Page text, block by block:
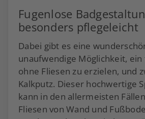
Fugenlose
besonders pflegeleicht
Dabei gibt es eine
unaufwendige Möglichkeit, ein
ohne Fliesen zu erzielen, und
Kalkputz. Dieser hochwertige
kann in den allermeisten
Fliesen von Wand und